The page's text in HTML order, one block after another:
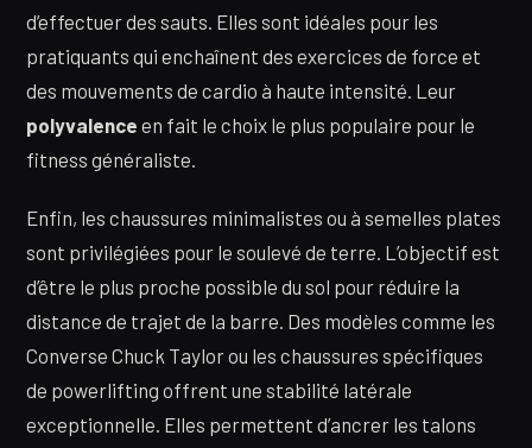
d’effectuer des sauts. Elles sont idéales pour les
pratiquants qui enchaînent des exercices de force et
des mouvements de cardio à haute intensité. Leur
polyvalence en fait le choix le plus populaire pour le
fitness généraliste.
Enfin, les chaussures minimalistes ou à semelles plates
sont privilégiées pour le soulevé de terre. L’objectif est
d’être le plus proche possible du sol pour réduire la
distance de trajet de la barre. Des modèles comme les
Converse Chuck Taylor ou les chaussures spécifiques
de powerlifting offrent une stabilité latérale
exceptionnelle. Elles permettent d’ancrer les talons